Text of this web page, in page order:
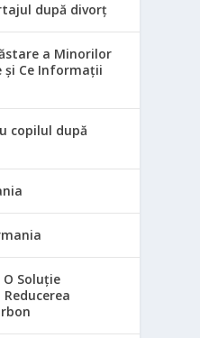
după divorț
a Minorilor
și Ce Informații
copilul după
Soluție